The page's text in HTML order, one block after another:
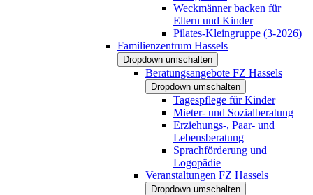
Weckmänner backen für
Eltern und Kinder
Pilates-Kleingruppe (3-2026)
Familienzentrum Hassels
Dropdown umschalten
Beratungsangebote FZ Hassels
Dropdown umschalten
Tagespflege für Kinder
Mieter- und Sozialberatung
Erziehungs-, Paar- und
Lebensberatung
Sprachförderung und
Logopädie
Veranstaltungen FZ Hassels
Dropdown umschalten